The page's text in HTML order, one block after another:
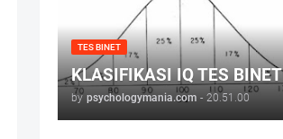
TES BINET
KLASIFIKASI IQ TES BINET
by psychologymania.com - 20.51.00